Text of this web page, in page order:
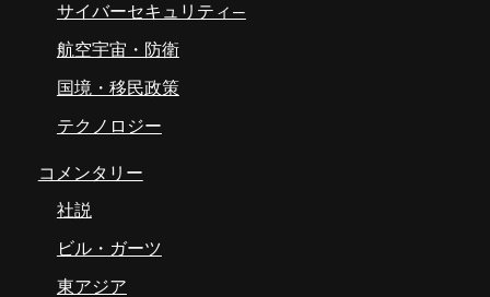
サイバーセキュリティ―
航空宇宙・防衛
国境・移民政策
テクノロジー
コメンタリー
社説
ビル・ガーツ
東アジア